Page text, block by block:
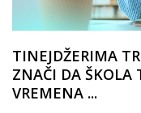
TINEJDŽERIMA
ZNAČI DA ŠKOLA
VREMENA ...